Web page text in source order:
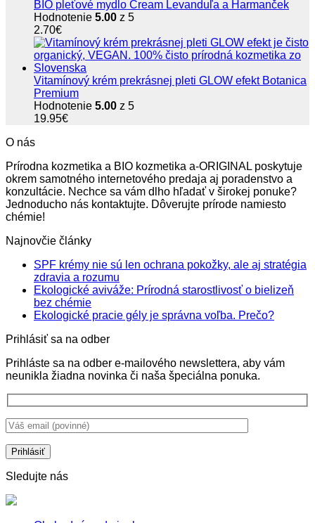
BIO pleťové mydlo Cream Levanduľa a Harmanček
Hodnotenie 5.00 z 5
2.70€
Vitamínový krém prekrásnej pleti GLOW efekt Botanica
Premium
Hodnotenie 5.00 z 5
19.95€
O nás
Prírodna kozmetika a BIO kozmetika a-ORIGINAL poskytuje
okrem samotného internetového predaja aj poradenstvo a
konzultácie. Nechce sa vám dlho hľadať v širokej ponuke?
Jednoducho nás kontaktujte. Dôverujte prírode namiesto
chémie!
Najnovčie články
SPF krémy nie sú len ochrana pokožky, ale aj stratégia
zdravia a rozumu
komentáre
SPF
len
ochrana
Ekologické aviváže: Prírodná starostlivosť o bielizeň
bez chémieŽiadne
komentáre
Ekologické
Prírodná
starostlivosť
Ekologické pracie gély je správna voľba. Prečo?Žiadne
pracie
Prihlásiť sa na odber
Prihláste sa na odber e-mailového newslettera, aby vám
neunikla žiadna novinka či naša špeciálna ponuka.
Sledujte nás